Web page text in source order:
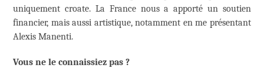
uniquement croate. La France nous a apporté un soutien
financier, mais aussi artistique, notamment en me présentant
Alexis Manenti.
Vous ne le connaissiez pas ?